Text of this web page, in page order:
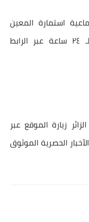
استمارة المعين
يذكر ان التقديم مفتوح لـ ٢٤ ساعة عبر الرابط
زيارة الموقع عبر
الحصرية الموثوق